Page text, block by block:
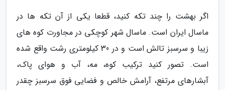
اگر بهشت را چند تکه کنید، قطعا یکی از آن تکه ها در
ماسال ایران است. ماسال شهر کوچکی در مجاورت کوه های
زیبا و سرسبز تالش است و در 30 کیلومتری رشت واقع شده
است. تصور کنید ترکیب کوه، مه، آب و هوای پاک،
آبشارهای مرتفع، آرامش خالص و فضایی فوق سرسبز چقدر